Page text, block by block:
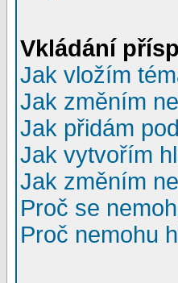
Vkládání
Jak vložím
Jak změním
Jak přidám
Jak vytvořím
Jak změním
Proč se
Proč nemohu